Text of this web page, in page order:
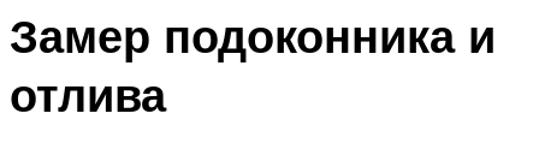
Замер подоконника и
отлива